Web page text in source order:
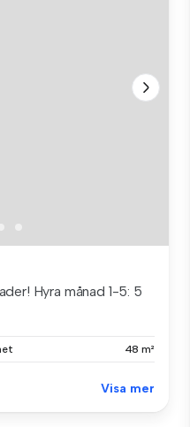
Hyra månad 1-5: 5
48 m²
Visa mer